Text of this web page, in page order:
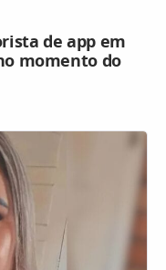
de app em
momento do